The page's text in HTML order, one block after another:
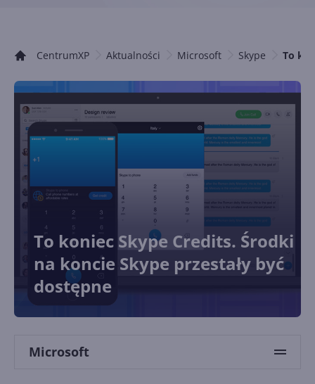
CentrumXP Aktualności Microsoft Skype To
To koniec Skype Credits. Środki
na koncie Skype przestały być
dostępne
Microsoft